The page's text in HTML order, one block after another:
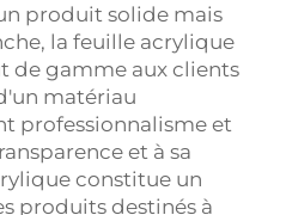
produit solide mais
la feuille acrylique
de gamme aux clients
matériau
professionnalisme et
et à sa
constitue un
produits destinés à